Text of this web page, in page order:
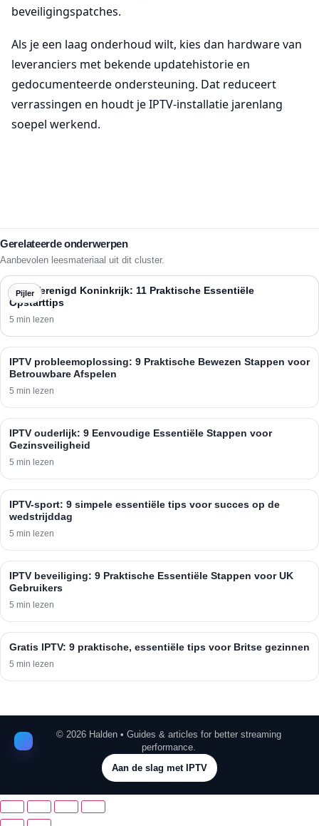
beveiligingspatches.
Als je een laag onderhoud wilt, kies dan hardware van
leveranciers met bekende updatehistorie en
gedocumenteerde ondersteuning. Dat reduceert
verrassingen en houdt je IPTV-installatie jarenlang
soepel werkend.
Gerelateerde onderwerpen
Aanbevolen leesmateriaal uit dit cluster.
Pijler
IPTV Verenigd Koninkrijk: 11 Praktische Essentiële
Opstarttips
5 min lezen
IPTV probleemoplossing: 9 Praktische Bewezen Stappen voor
Betrouwbare Afspelen
5 min lezen
IPTV ouderlijk: 9 Eenvoudige Essentiële Stappen voor
Gezinsveiligheid
5 min lezen
IPTV-sport: 9 simpele essentiële tips voor succes op de
wedstrijddag
5 min lezen
IPTV beveiliging: 9 Praktische Essentiële Stappen voor UK
Gebruikers
5 min lezen
Gratis IPTV: 9 praktische, essentiële tips voor Britse gezinnen
5 min lezen
© 2026 Halden • Guides & articles for better streaming
performance.
Aan de slag met IPTV